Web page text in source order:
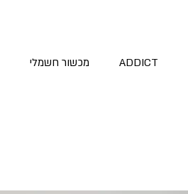
ADDICT מכשור חשמלי